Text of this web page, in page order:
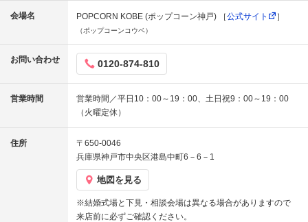
会場名 POPCORN KOBE (ポップコーン神戸) ［公式サイト ］
（ポップコーンコウベ）
お問い合わせ 0120-874-810
営業時間
営業時間／平日10：00～19：00、土日祝9：00～19：00
（火曜定休）
住所
〒650-0046
兵庫県神戸市中央区港島中町6－6－1
地図を見る
※結婚式場と下見・相談会場は異なる場合がありますので
来店前に必ずご確認ください。